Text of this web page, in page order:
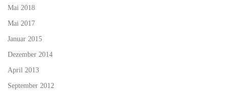
Mai 2018
Mai 2017
Januar 2015
Dezember 2014
April 2013
September 2012